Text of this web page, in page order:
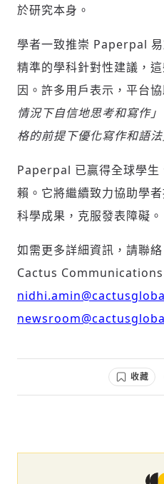
於研究本身。
學者一致推崇 Paperpal
精準的學科針對性建議，
因。許多用戶表示，平台
情況下自信地思考和寫作」
格的前提下優化寫作和語法
Paperpal 已贏得全球學生
賴。它將繼續致力協助學
科學成果，克服發表障礙。
如需更多詳細資訊，請聯
Cactus Communications
收藏